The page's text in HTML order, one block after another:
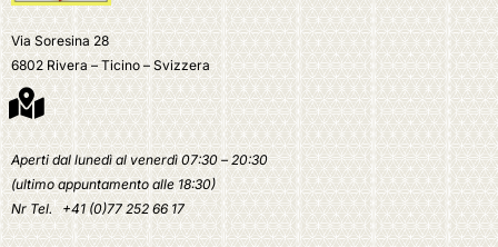
Via Soresina 28
6802 Rivera – Ticino – Svizzera
Aperti dal lunedì al venerdì 07:30 – 20:30
(ultimo appuntamento alle 18:30)
Nr Tel.+41 (0)77 252 66 17